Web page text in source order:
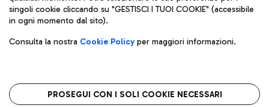
Sede legale: Via Pier Paolo Racchetti 1 - 00054 Fiumicino (RM)
telefono +39 06 65951
Privacy policy
Note legali
Roma FCO
L'aeroporto stellato
singoli cookie cliccando su "GESTISCI I TUOI COOKIE" (accessibile
in ogni momento dal sito).
Consulta la nostra Cookie Policyper maggiori informazioni.
PROSEGUI CON I SOLI COOKIE NECESSARI